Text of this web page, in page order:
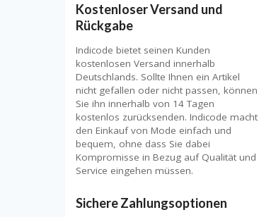
Kostenloser Versand und
Rückgabe
Indicode bietet seinen Kunden
kostenlosen Versand innerhalb
Deutschlands. Sollte Ihnen ein Artikel
nicht gefallen oder nicht passen, können
Sie ihn innerhalb von 14 Tagen
kostenlos zurücksenden. Indicode macht
den Einkauf von Mode einfach und
bequem, ohne dass Sie dabei
Kompromisse in Bezug auf Qualität und
Service eingehen müssen.
Sichere Zahlungsoptionen